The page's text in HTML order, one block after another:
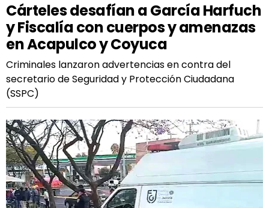
Cárteles desafían a García Harfuch
y Fiscalía con cuerpos y amenazas
en Acapulco y Coyuca
Criminales lanzaron advertencias en contra del
secretario de Seguridad y Protección Ciudadana
(SSPC)